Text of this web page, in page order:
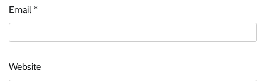
Email *
Website